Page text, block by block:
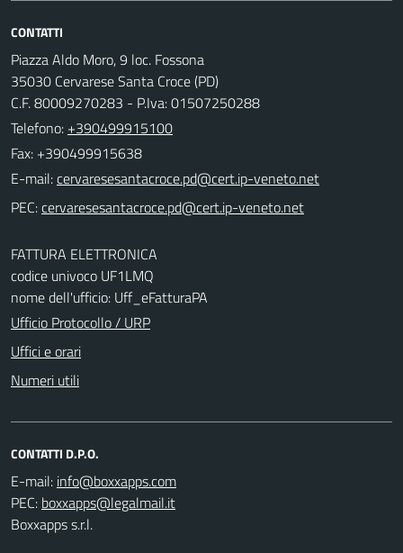
CONTATTI
Piazza Aldo Moro, 9 loc. Fossona
35030 Cervarese Santa Croce (PD)
C.F. 80009270283 - P.Iva: 01507250288
Telefono: +390499915100
Fax: +390499915638
E-mail:
PEC:
FATTURA ELETTRONICA
codice univoco UF1LMQ
nome dell'ufficio: Uff_eFatturaPA
Ufficio Protocollo / URP
Uffici e orari
Numeri utili
CONTATTI D.P.O.
E-mail:
PEC:
Boxxapps s.r.l.